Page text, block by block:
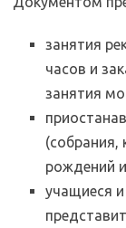
занятия
часов и
занятия
(собрания,
рождений
учащиеся